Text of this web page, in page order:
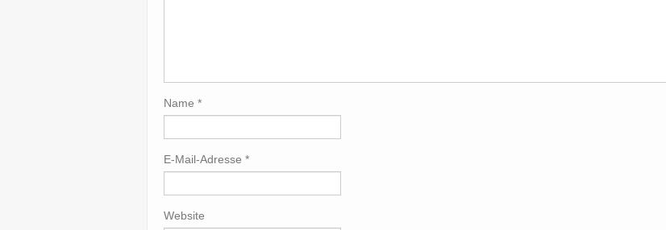
Name *
E-Mail-Adresse *
Website